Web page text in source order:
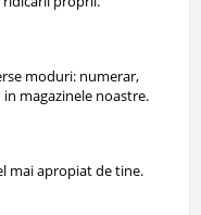
moduri: numerar,
magazinele noastre.
mai apropiat de tine.